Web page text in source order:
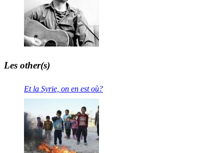
Les other(s)
Et la Syrie, on en est où?